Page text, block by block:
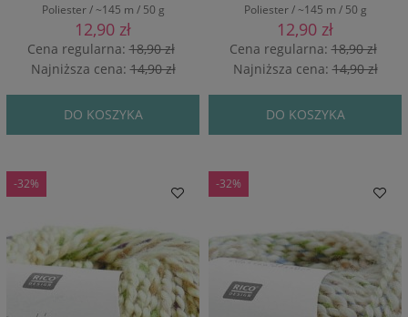
Poliester / ~145 m / 50 g
12,90 zł
Cena regularna:18,90 zł
Najniższa cena:14,90 zł
DO KOSZYKA
Poliester / ~145 m / 50 g
12,90 zł
Cena regularna:18,90 zł
Najniższa cena:14,90 zł
DO KOSZYKA
-32% -32%